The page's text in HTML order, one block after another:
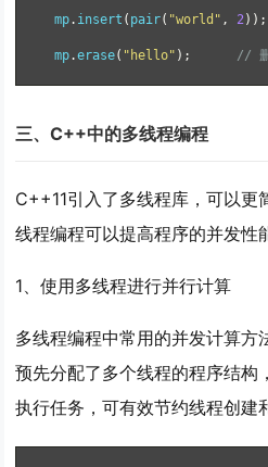
mp. insert ( pair( "world" , 2));
mp.erase( "hello" ); // 删
三、C++中的多线程编程
C++11引入了多线程库，可以更
线程编程可以提高程序的并发性
1、使用多线程进行并行计算
多线程编程中常用的并发计算方
预先分配了多个线程的程序结构
执行任务，可有效节约线程创建